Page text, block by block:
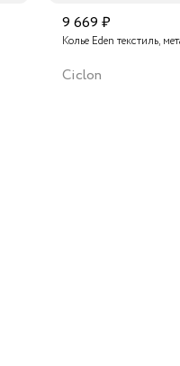
9 669 ₽
Колье Eden текстиль,
Ciclon